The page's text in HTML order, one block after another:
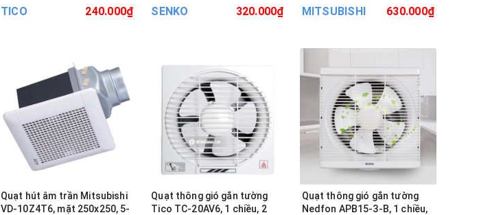
TICO 240.000₫ SENKO 320.000₫ MITSUBISHI 630.000₫
Quạt hút âm trần Mitsubishi
VD-10Z4T6, mặt 250x250, 5-
Quạt thông gió gắn tường
Tico TC-20AV6, 1 chiều, 2
Quạt thông gió gắn tường
Nedfon APB15-3-B, 1 chiều,